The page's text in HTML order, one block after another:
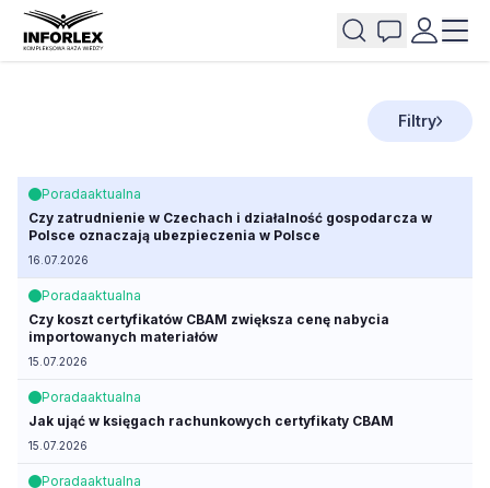
Filtry
Poradaaktualna
Czy zatrudnienie w Czechach i działalność gospodarcza w
Polsce oznaczają ubezpieczenia w Polsce
16.07.2026
Poradaaktualna
Czy koszt certyfikatów CBAM zwiększa cenę nabycia
importowanych materiałów
15.07.2026
Poradaaktualna
Jak ująć w księgach rachunkowych certyfikaty CBAM
15.07.2026
Poradaaktualna